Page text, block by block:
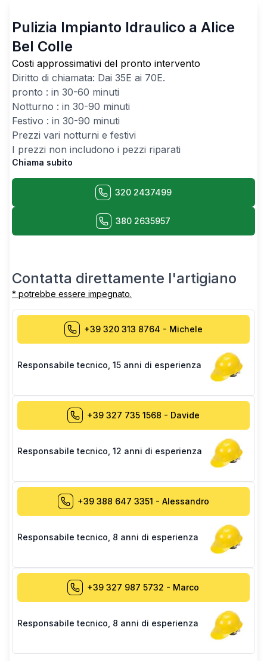
Pulizia Impianto Idraulico a Alice
Bel Colle
Costi approssimativi del pronto intervento
Diritto di chiamata: Dai 35E ai 70E.
pronto : in 30-60 minuti
Notturno : in 30-90 minuti
Festivo : in 30-90 minuti
Prezzi vari notturni e festivi
I prezzi non includono i pezzi riparati
Chiama subito
320 2437499
380 2635957
Contatta direttamente l'artigiano
* potrebbe essere impegnato.
+39 320 313 8764 - Michele
Responsabile tecnico 15 anni di esperienza
+39 327 735 1568 - Davide
Responsabile tecnico 12 anni di esperienza
+39 388 647 3351 - Alessandro
Responsabile tecnico 8 anni di esperienza
+39 327 987 5732 - Marco
Responsabile tecnico 8 anni di esperienza